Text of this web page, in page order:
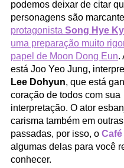
podemos deixar de citar
personagens são
protagonista Song Hye
uma preparação muito
papel de Moon Dong Eun.
está Joo Yeo Jung,
Lee Dohyun, que está
coração de todos com sua
interpretação. O ator
carisma também em
passadas, por isso, o Café
algumas delas para você
conhecer.